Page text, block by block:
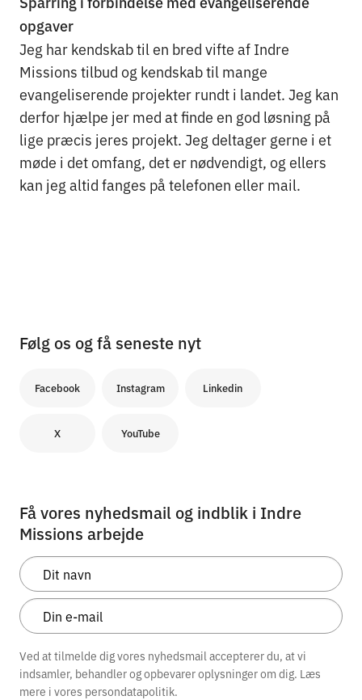
opgaver
Jeg har kendskab til en bred vifte af Indre
Missions tilbud og kendskab til mange
evangeliserende projekter rundt i landet. Jeg kan
derfor hjælpe jer med at finde en god løsning på
lige præcis jeres projekt. Jeg deltager gerne i et
møde i det omfang, det er nødvendigt, og ellers
kan jeg altid fanges på telefonen eller mail.
Følg os og få seneste nyt
Facebook Instagram Linkedin
X YouTube
Få vores nyhedsmail og indblik i Indre
Missions arbejde
Ved at tilmelde dig vores nyhedsmail accepterer du, at vi
indsamler, behandler og opbevarer oplysninger om dig. Læs
mere i vores persondatapolitik.